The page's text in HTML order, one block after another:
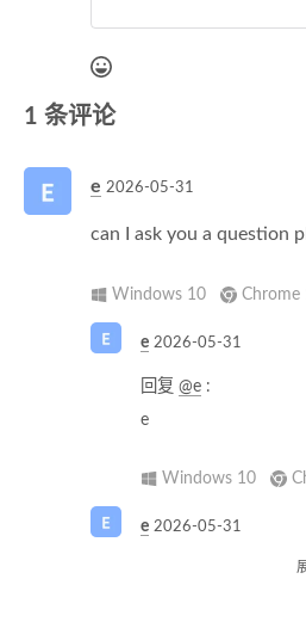
1 条评论
e 2026-05-31
can I ask you a question
Windows 10 Chrome
e 2026-05-31
回复 @e:
e
Windows 10
e 2026-05-31